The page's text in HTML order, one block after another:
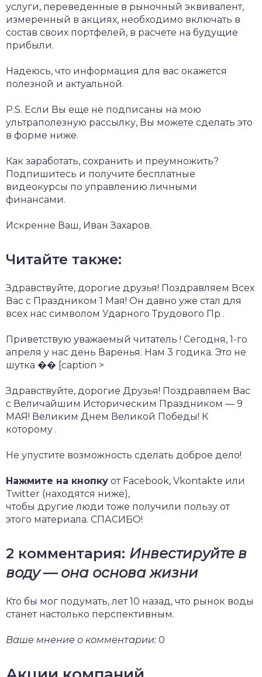
услуги, переведенные в рыночный эквивалент,
измеренный в акциях, необходимо включать в
состав своих портфелей, в расчете на будущие
прибыли.
Надеюсь, что информация для вас окажется
полезной и актуальной.
P.S. Если Вы еще не подписаны на мою
ультраполезную рассылку, Вы можете сделать это
в форме ниже.
Как заработать, сохранить и преумножить?
Подпишитесь и получите бесплатные
видеокурсы по управлению личными
финансами.
Искренне Ваш, Иван Захаров.
Читайте также:
Здравствуйте, дорогие друзья! Поздравляем Всех
Вас с Праздником 1 Мая! Он давно уже стал для
всех нас символом Ударного Трудового Пр .
Приветствую уважаемый читатель ! Сегодня, 1-го
апреля у нас день Варенья. Нам 3 годика. Это не
шутка �� [caption >
Здравствуйте, дорогие Друзья! Поздравляем Вас
с Величайшим Историческим Праздником — 9
МАЯ! Великим Днем Великой Победы! К
которому .
Не упустите возможность сделать доброе дело!
Нажмите на кнопку от Facebook, Vkontakte или
Twitter (находятся ниже),
чтобы другие люди тоже получили пользу от
этого материала. СПАСИБО!
2 комментария: Инвестируйте в
воду — она основа жизни
Кто бы мог подумать, лет 10 назад, что рынок воды
станет настолько перспективным.
Ваше мнение о комментарии: 0